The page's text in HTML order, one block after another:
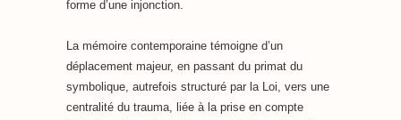
forme d’une injonction.
La mémoire contemporaine témoigne d’un
déplacement majeur, en passant du primat du
symbolique, autrefois structuré par la Loi, vers une
centralité du trauma, liée à la prise en compte